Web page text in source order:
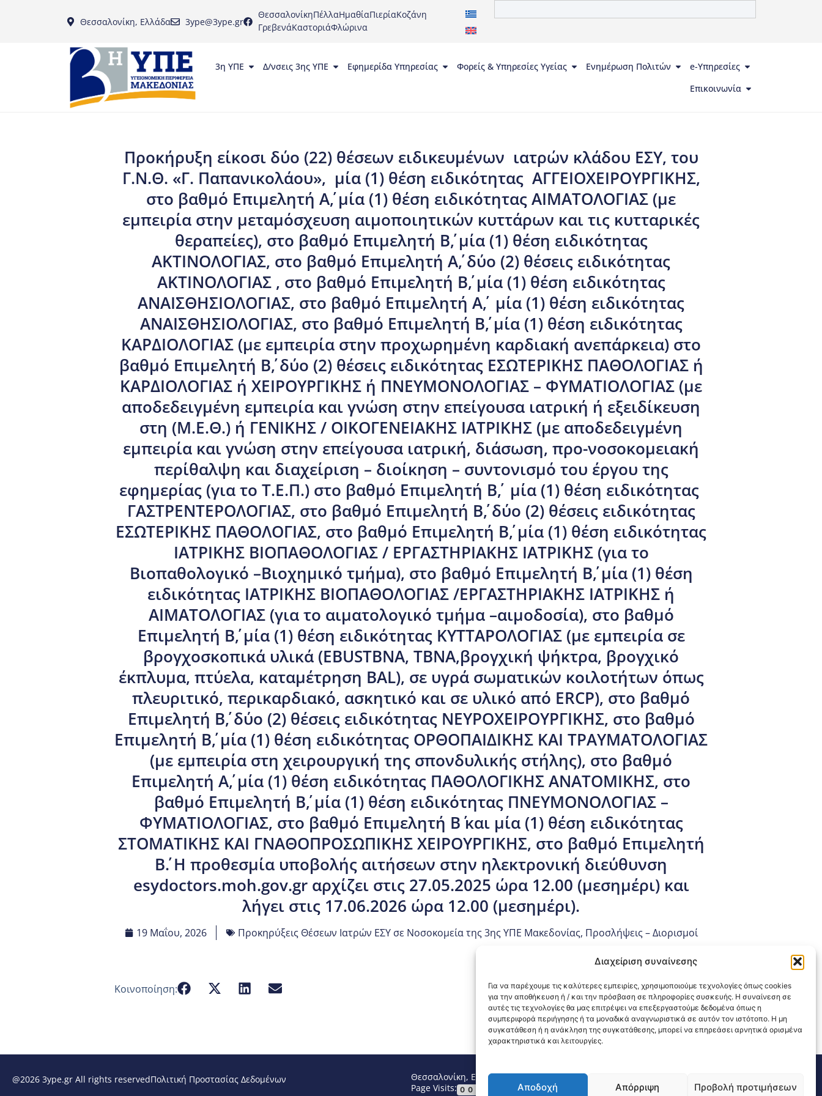
Διαχείριση συναίνεσης
Για να παρέχουμε τις καλύτερες εμπειρίες, χρησιμοποιούμε τεχνολογίες όπως cookies
για την αποθήκευση ή / και την πρόσβαση σε πληροφορίες συσκευής. Η συναίνεση σε
αυτές τις τεχνολογίες θα μας επιτρέψει να επεξεργαστούμε δεδομένα όπως η
συμπεριφορά περιήγησης ή τα μοναδικά αναγνωριστικά σε αυτόν τον ιστότοπο. Η μη
συγκατάθεση ή η ανάκληση της συγκατάθεσης, μπορεί να επηρεάσει αρνητικά ορισμένα
χαρακτηριστικά και λειτουργίες.
Αποδοχή Απόρριψη Προβολή προτιμήσεων
Θεσσαλονίκη, Ελλάδα 3ype@3ype.gr
ΘεσσαλονίκηΠέλλαΗμαθίαΠιερίαΚοζάνη
ΓρεβενάΚαστοριάΦλώρινα
3η ΥΠΕ Δ/νσεις 3ης ΥΠΕ Εφημερίδα Υπηρεσίας Φορείς & Υπηρεσίες Υγείας Ενημέρωση Πολιτών
e-Υπηρεσίες
Επικοινωνία
Προκήρυξη είκοσι δύο (22) θέσεων ειδικευμένων ιατρών κλάδου ΕΣΥ, του
Γ.Ν.Θ. «Γ. Παπανικολάου», μία (1) θέση ειδικότητας ΑΓΓΕΙΟΧΕΙΡΟΥΡΓΙΚΗΣ,
στο βαθμό Επιμελητή Α΄, μία (1) θέση ειδικότητας ΑΙΜΑΤΟΛΟΓΙΑΣ (με
εμπειρία στην μεταμόσχευση αιμοποιητικών κυττάρων και τις κυτταρικές
θεραπείες), στο βαθμό Επιμελητή Β΄, μία (1) θέση ειδικότητας
ΑΚΤΙΝΟΛΟΓΙΑΣ, στο βαθμό Επιμελητή Α΄, δύο (2) θέσεις ειδικότητας
ΑΚΤΙΝΟΛΟΓΙΑΣ , στο βαθμό Επιμελητή Β΄, μία (1) θέση ειδικότητας
ΑΝΑΙΣΘΗΣΙΟΛΟΓΙΑΣ, στο βαθμό Επιμελητή Α΄, μία (1) θέση ειδικότητας
ΑΝΑΙΣΘΗΣΙΟΛΟΓΙΑΣ, στο βαθμό Επιμελητή Β΄, μία (1) θέση ειδικότητας
ΚΑΡΔΙΟΛΟΓΙΑΣ (με εμπειρία στην προχωρημένη καρδιακή ανεπάρκεια) στο
βαθμό Επιμελητή Β΄, δύο (2) θέσεις ειδικότητας ΕΣΩΤΕΡΙΚΗΣ ΠΑΘΟΛΟΓΙΑΣ ή
ΚΑΡΔΙΟΛΟΓΙΑΣ ή ΧΕΙΡΟΥΡΓΙΚΗΣ ή ΠΝΕΥΜΟΝΟΛΟΓΙΑΣ – ΦΥΜΑΤΙΟΛΟΓΙΑΣ (με
αποδεδειγμένη εμπειρία και γνώση στην επείγουσα ιατρική ή εξειδίκευση
στη (Μ.Ε.Θ.) ή ΓΕΝΙΚΗΣ / ΟΙΚΟΓΕΝΕΙΑΚΗΣ ΙΑΤΡΙΚΗΣ (με αποδεδειγμένη
εμπειρία και γνώση στην επείγουσα ιατρική, διάσωση, προ-νοσοκομειακή
περίθαλψη και διαχείριση – διοίκηση – συντονισμό του έργου της
εφημερίας (για το Τ.Ε.Π.) στο βαθμό Επιμελητή Β΄, μία (1) θέση ειδικότητας
ΓΑΣΤΡΕΝΤΕΡΟΛΟΓΙΑΣ, στο βαθμό Επιμελητή Β΄, δύο (2) θέσεις ειδικότητας
ΕΣΩΤΕΡΙΚΗΣ ΠΑΘΟΛΟΓΙΑΣ, στο βαθμό Επιμελητή Β΄, μία (1) θέση ειδικότητας
ΙΑΤΡΙΚΗΣ ΒΙΟΠΑΘΟΛΟΓΙΑΣ / ΕΡΓΑΣΤΗΡΙΑΚΗΣ ΙΑΤΡΙΚΗΣ (για το
Βιοπαθολογικό –Βιοχημικό τμήμα), στο βαθμό Επιμελητή Β΄, μία (1) θέση
ειδικότητας ΙΑΤΡΙΚΗΣ ΒΙΟΠΑΘΟΛΟΓΙΑΣ /ΕΡΓΑΣΤΗΡΙΑΚΗΣ ΙΑΤΡΙΚΗΣ ή
ΑΙΜΑΤΟΛΟΓΙΑΣ (για το αιματολογικό τμήμα –αιμοδοσία), στο βαθμό
Επιμελητή Β΄, μία (1) θέση ειδικότητας ΚΥΤΤΑΡΟΛΟΓΙΑΣ (με εμπειρία σε
βρογχοσκοπικά υλικά (EBUSTBNA, TBNA,βρογχική ψήκτρα, βρογχικό
έκπλυμα, πτύελα, καταμέτρηση BAL), σε υγρά σωματικών κοιλοτήτων όπως
πλευριτικό, περικαρδιακό, ασκητικό και σε υλικό από ERCP), στο βαθμό
Επιμελητή Β΄, δύο (2) θέσεις ειδικότητας ΝΕΥΡΟΧΕΙΡΟΥΡΓΙΚΗΣ, στο βαθμό
Επιμελητή Β΄, μία (1) θέση ειδικότητας ΟΡΘΟΠΑΙΔΙΚΗΣ ΚΑΙ ΤΡΑΥΜΑΤΟΛΟΓΙΑΣ
(με εμπειρία στη χειρουργική της σπονδυλικής στήλης), στο βαθμό
Επιμελητή Α΄, μία (1) θέση ειδικότητας ΠΑΘΟΛΟΓΙΚΗΣ ΑΝΑΤΟΜΙΚΗΣ, στο
βαθμό Επιμελητή Β΄, μία (1) θέση ειδικότητας ΠΝΕΥΜΟΝΟΛΟΓΙΑΣ –
ΦΥΜΑΤΙΟΛΟΓΙΑΣ, στο βαθμό Επιμελητή Β΄ και μία (1) θέση ειδικότητας
ΣΤΟΜΑΤΙΚΗΣ ΚΑΙ ΓΝΑΘΟΠΡΟΣΩΠΙΚΗΣ ΧΕΙΡΟΥΡΓΙΚΗΣ, στο βαθμό Επιμελητή
Β΄. Η προθεσμία υποβολής αιτήσεων στην ηλεκτρονική διεύθυνση
esydoctors.moh.gov.gr αρχίζει στις 27.05.2025 ώρα 12.00 (μεσημέρι) και
λήγει στις 17.06.2026 ώρα 12.00 (μεσημέρι).
19 Μαΐου, 2026 Προκηρύξεις Θέσεων Ιατρών ΕΣΥ σε Νοσοκομεία της 3ης ΥΠΕ Μακεδονίας, Προσλήψεις – Διορισμοί
Κοινοποίηση:
@2026 3ype.gr All rights reservedΠολιτική Προστασίας Δεδομένων Θεσσαλονίκη, ΕλλάδαΤηλ: +30 2311 226 200
Page Visits: 00019 Website Visits: 1595260